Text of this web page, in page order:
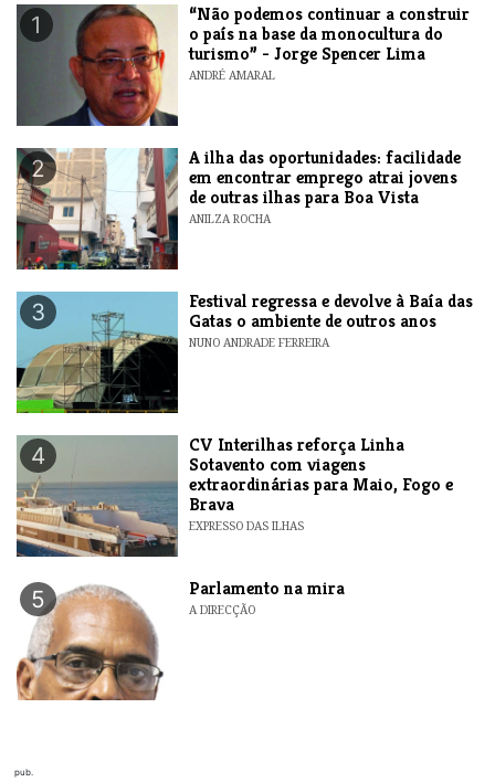
1
“Não podemos continuar a construir
o país na base da monocultura do
turismo” - Jorge Spencer Lima
ANDRÉ AMARAL
2
A ilha das oportunidades: facilidade
em encontrar emprego atrai jovens
de outras ilhas para Boa Vista
ANILZA ROCHA
3
Festival regressa e devolve à Baía das
Gatas o ambiente de outros anos
NUNO ANDRADE FERREIRA
4
​CV Interilhas reforça Linha
Sotavento com viagens
extraordinárias para Maio, Fogo e
Brava
EXPRESSO DAS ILHAS
5 Parlamento na mira
A DIRECÇÃO
pub.